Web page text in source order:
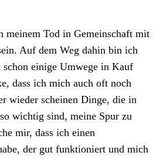
meinem Tod in Gemeinschaft mit
Auf dem Weg dahin bin ich
schon einige Umwege in Kauf
dass ich mich auch oft noch
wieder scheinen Dinge, die in
wichtig sind, meine Spur zu
mir, dass ich einen
der gut funktioniert und mich